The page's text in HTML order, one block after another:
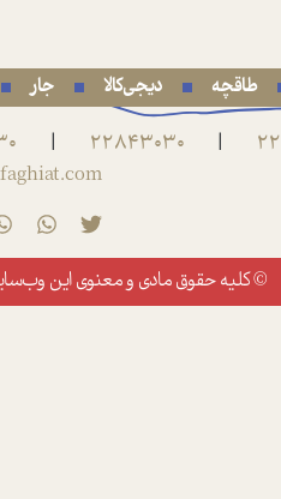
طاقچه دیجی‌کالا جار
|
22843030
|
© کلیه حقوق مادی و معنوی این